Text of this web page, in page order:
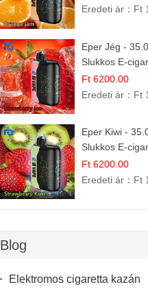
Eredeti ár： Ft
Eper Jég -
Slukkos E-
IBVape Bar
Ft 6200.00
Eredeti ár： Ft
Eper Kiwi -
Slukkos E-
IBVape Bar Friss
Gyümölcs Ízek
Ft 6200.00
Eredeti ár： Ft
Blog
Elektromos cigaretta kazán